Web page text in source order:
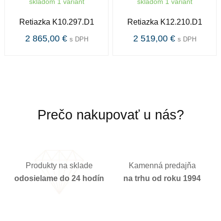
Určenie
Retiazka K10.297.D1
2 865,00 € s DPH
Retiazka K12.210.D1
2 519,00 € s DPH
Prečo nakupovať u nás?
Produkty na sklade
odosielame do 24 hodín
Kamenná predajňa
na trhu od roku 1994